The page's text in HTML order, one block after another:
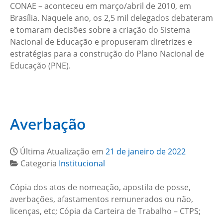
CONAE – aconteceu em março/abril de 2010, em
Brasília. Naquele ano, os 2,5 mil delegados debateram
e tomaram decisões sobre a criação do Sistema
Nacional de Educação e propuseram diretrizes e
estratégias para a construção do Plano Nacional de
Educação (PNE).
Averbação
Última Atualização em 21 de janeiro de 2022
Categoria Institucional
Cópia dos atos de nomeação, apostila de posse,
averbações, afastamentos remunerados ou não,
licenças, etc; Cópia da Carteira de Trabalho – CTPS;